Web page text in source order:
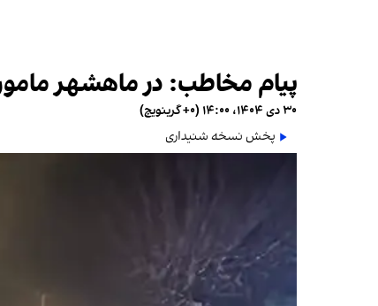
پیام مخاطب: در ماهشهر
۳۰ دی ۱۴۰۴، ۱۴:۰۰ (‎+۰ گرینویچ)
پخش نسخه شنیداری